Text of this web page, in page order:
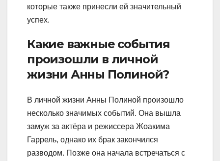
которые также принесли ей значительный
успех.
Какие важные события
произошли в личной
жизни Анны Полиной?
В личной жизни Анны Полиной произошло
несколько значимых событий. Она вышла
замуж за актёра и режиссера Жоакима
Гаррель, однако их брак закончился
разводом. Позже она начала встречаться с